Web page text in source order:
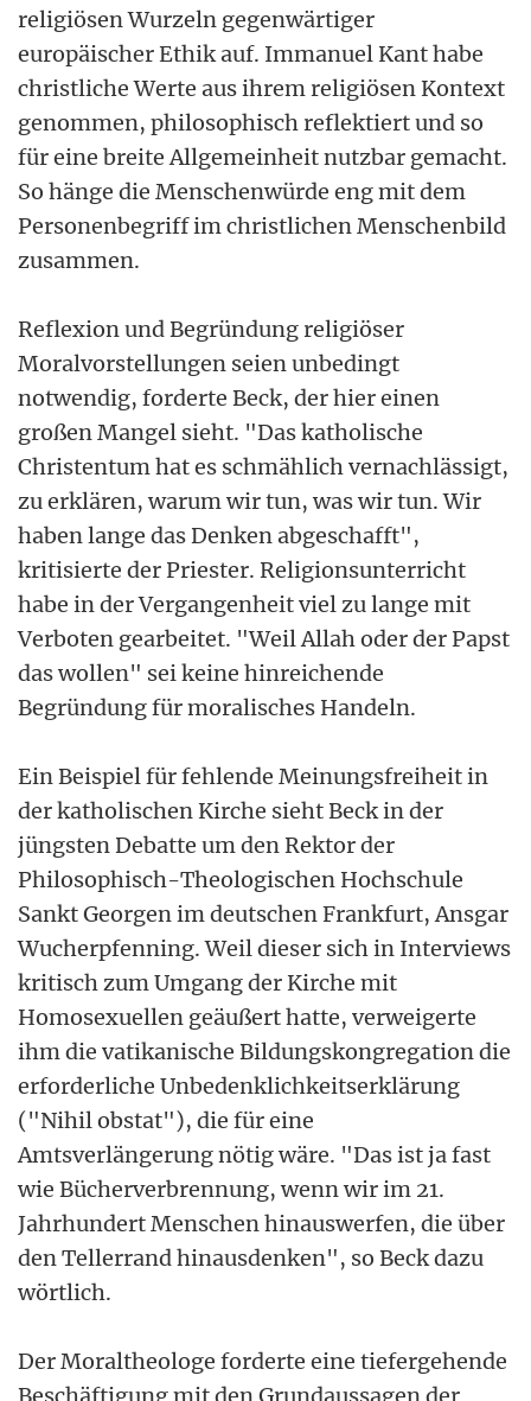
religiösen Wurzeln gegenwärtiger
europäischer Ethik auf. Immanuel Kant habe
christliche Werte aus ihrem religiösen Kontext
genommen, philosophisch reflektiert und so
für eine breite Allgemeinheit nutzbar gemacht.
So hänge die Menschenwürde eng mit dem
Personenbegriff im christlichen Menschenbild
zusammen.
Reflexion und Begründung religiöser
Moralvorstellungen seien unbedingt
notwendig, forderte Beck, der hier einen
großen Mangel sieht. "Das katholische
Christentum hat es schmählich vernachlässigt,
zu erklären, warum wir tun, was wir tun. Wir
haben lange das Denken abgeschafft",
kritisierte der Priester. Religionsunterricht
habe in der Vergangenheit viel zu lange mit
Verboten gearbeitet. "Weil Allah oder der Papst
das wollen" sei keine hinreichende
Begründung für moralisches Handeln.
Ein Beispiel für fehlende Meinungsfreiheit in
der katholischen Kirche sieht Beck in der
jüngsten Debatte um den Rektor der
Philosophisch-Theologischen Hochschule
Sankt Georgen im deutschen Frankfurt, Ansgar
Wucherpfenning. Weil dieser sich in Interviews
kritisch zum Umgang der Kirche mit
Homosexuellen geäußert hatte, verweigerte
ihm die vatikanische Bildungskongregation die
erforderliche Unbedenklichkeitserklärung
("Nihil obstat"), die für eine
Amtsverlängerung nötig wäre. "Das ist ja fast
wie Bücherverbrennung, wenn wir im 21.
Jahrhundert Menschen hinauswerfen, die über
den Tellerrand hinausdenken", so Beck dazu
wörtlich.
Der Moraltheologe forderte eine tiefergehende
Beschäftigung mit den Grundaussagen der